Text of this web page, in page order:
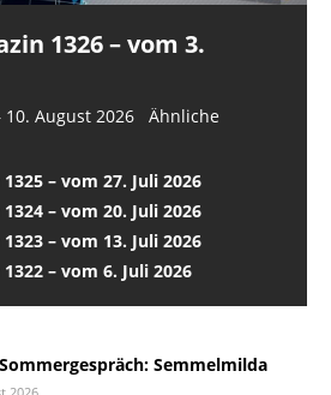
1326 – vom 3.
10. August 2026 Ähnliche
– vom 27. Juli 2026
– vom 20. Juli 2026
– vom 13. Juli 2026
– vom 6. Juli 2026
Sommergespräch: Semmelmilda